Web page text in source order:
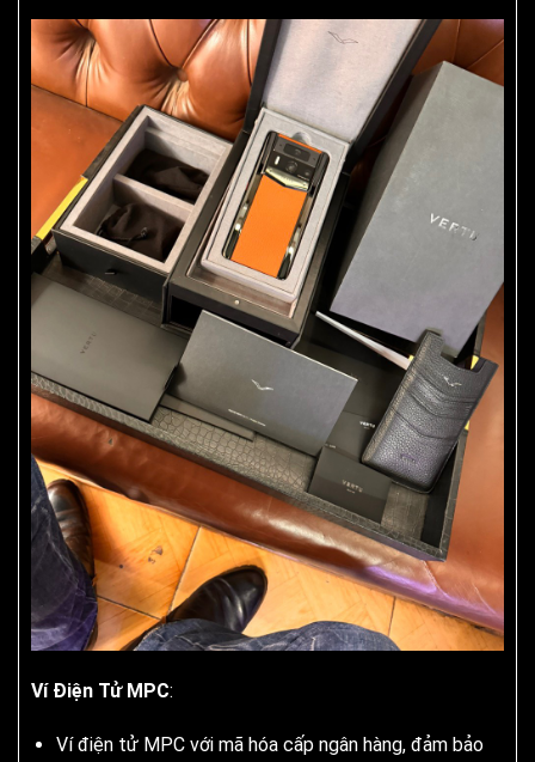
Ví Điện Tử MPC:
Ví điện tử MPC với mã hóa cấp ngân hàng, đảm bảo